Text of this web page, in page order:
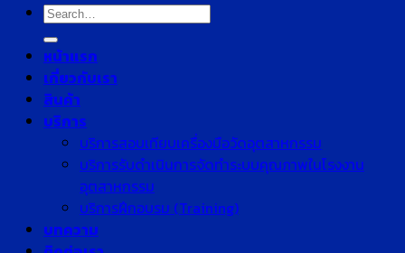
Search
for:
หน้าแรก
เกี่ยวกับเรา
สินค้า
บริการ
บริการสอบเทียบเครื่องมือวัดอุตสาหกรรม
บริการรับดำเนินการจัดทำระบบคุณภาพในโรงงาน
อุตสาหกรรม
บริการฝึกอบรม (Training)
บทความ